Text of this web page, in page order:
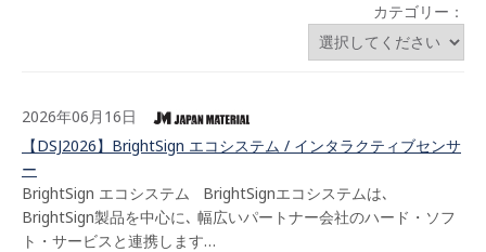
カテゴリー：
2026年06月16日
【DSJ2026】BrightSign エコシステム / インタラクティブセンサ
ー
BrightSign エコシステム BrightSignエコシステムは､
BrightSign製品を中心に､ 幅広いパートナー会社のハード・ソフ
ト・サービスと連携します…